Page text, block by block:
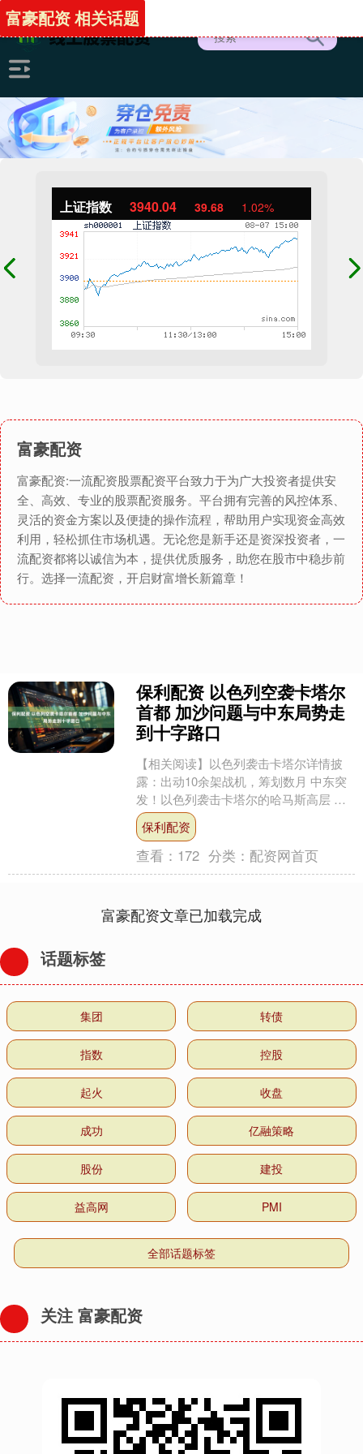
上证指数 3940.04 39.68 1.02%
富豪配资
富豪配资:一流配资股票配资平台致力于为广大投资者提供安
全、高效、专业的股票配资服务。平台拥有完善的风控体系、
灵活的资金方案以及便捷的操作流程，帮助用户实现资金高效
利用，轻松抓住市场机遇。无论您是新手还是资深投资者，一
流配资都将以诚信为本，提供优质服务，助您在股市中稳步前
行。选择一流配资，开启财富增长新篇章！
富豪配资 相关话题
保利配资 以色列空袭卡塔尔
首都 加沙问题与中东局势走
到十字路口
【相关阅读】以色列袭击卡塔尔详情披
露：出动10余架战机，筹划数月 中东突
发！以色列袭击卡塔尔的哈马斯高层 中
东多国及地区组织谴责以色列在卡塔尔
发动袭击 特朗普：....
保利配资
查看： 172 分类： 配资网首页
富豪配资文章已加载完成
话题标签
集团 转债
指数 控股
起火 收盘
成功 亿融策略
股份 建投
益高网 PMI
全部话题标签
关注 富豪配资